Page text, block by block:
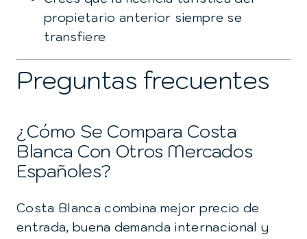
propietario anterior siempre se
transfiere
Preguntas frecuentes
¿Cómo Se Compara Costa
Blanca Con Otros Mercados
Españoles?
Costa Blanca combina mejor precio de
entrada, buena demanda internacional y